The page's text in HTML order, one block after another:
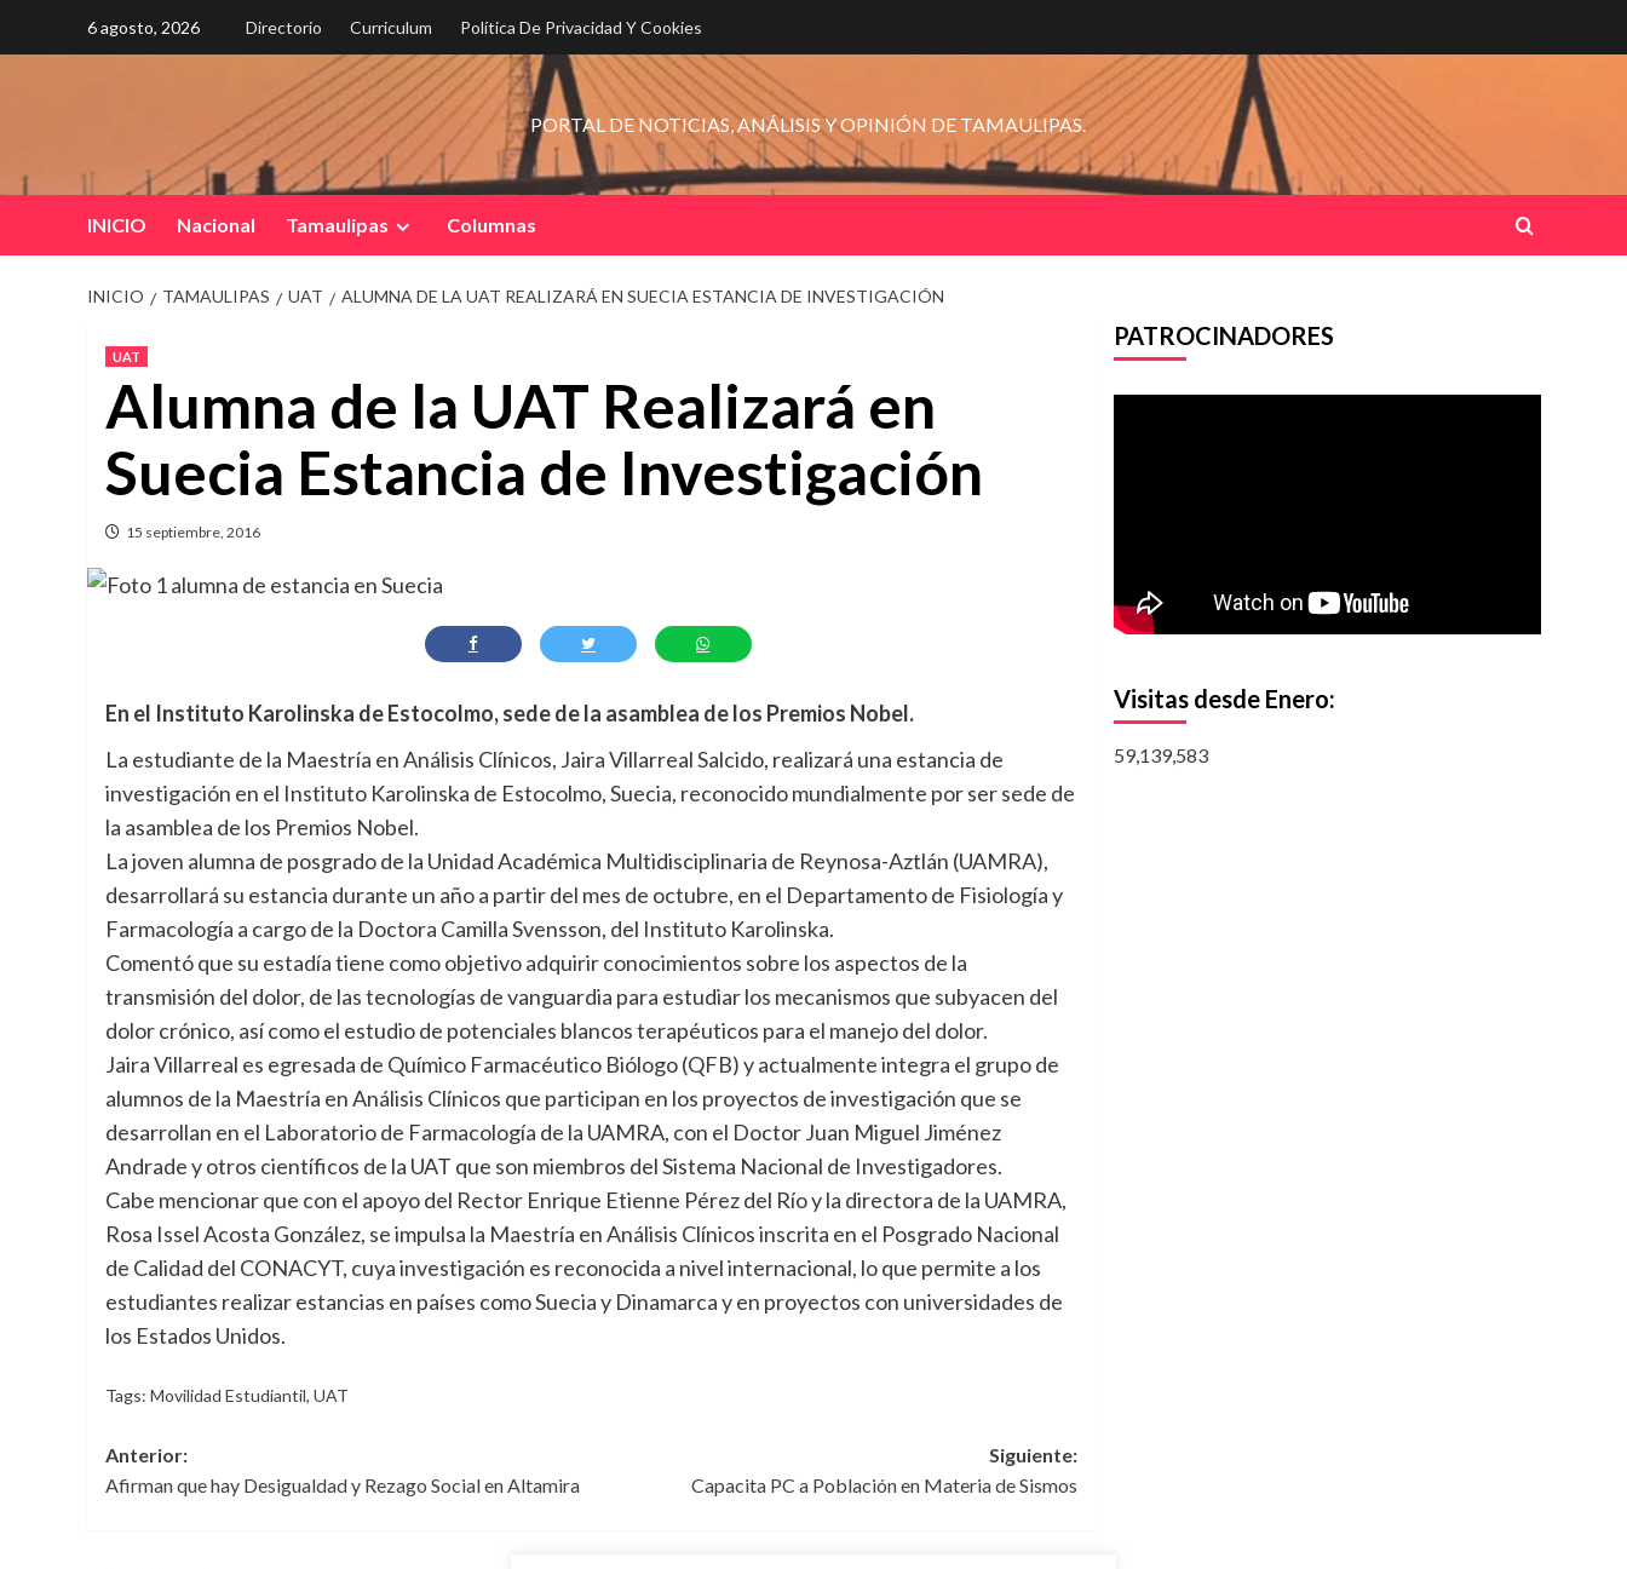
6 agosto, 2026 Directorio Curriculum Política De Privacidad Y Cookies
PORTAL DE NOTICIAS, ANÁLISIS Y OPINIÓN DE TAMAULIPAS.
INICIO Nacional Tamaulipas Columnas
INICIO TAMAULIPAS UAT ALUMNA DE LA UAT REALIZARÁ EN SUECIA ESTANCIA DE INVESTIGACIÓN
UAT
Alumna de la UAT Realizará en
Suecia Estancia de Investigación
15 septiembre, 2016
En el Instituto Karolinska de Estocolmo, sede de la asamblea de los Premios Nobel.
La estudiante de la Maestría en Análisis Clínicos, Jaira Villarreal Salcido, realizará una estancia de
investigación en el Instituto Karolinska de Estocolmo, Suecia, reconocido mundialmente por ser sede de
la asamblea de los Premios Nobel.
La joven alumna de posgrado de la Unidad Académica Multidisciplinaria de Reynosa-Aztlán (UAMRA),
desarrollará su estancia durante un año a partir del mes de octubre, en el Departamento de Fisiología y
Farmacología a cargo de la Doctora Camilla Svensson, del Instituto Karolinska.
Comentó que su estadía tiene como objetivo adquirir conocimientos sobre los aspectos de la
transmisión del dolor, de las tecnologías de vanguardia para estudiar los mecanismos que subyacen del
dolor crónico, así como el estudio de potenciales blancos terapéuticos para el manejo del dolor.
Jaira Villarreal es egresada de Químico Farmacéutico Biólogo (QFB) y actualmente integra el grupo de
alumnos de la Maestría en Análisis Clínicos que participan en los proyectos de investigación que se
desarrollan en el Laboratorio de Farmacología de la UAMRA, con el Doctor Juan Miguel Jiménez
Andrade y otros científicos de la UAT que son miembros del Sistema Nacional de Investigadores.
Cabe mencionar que con el apoyo del Rector Enrique Etienne Pérez del Río y la directora de la UAMRA,
Rosa Issel Acosta González, se impulsa la Maestría en Análisis Clínicos inscrita en el Posgrado Nacional
de Calidad del CONACYT, cuya investigación es reconocida a nivel internacional, lo que permite a los
estudiantes realizar estancias en países como Suecia y Dinamarca y en proyectos con universidades de
los Estados Unidos.
Tags: Movilidad Estudiantil, UAT
Navegación
de
Anterior:
Afirman que hay Desigualdad y Rezago Social en Altamira
Siguiente:
Capacita PC a Población en Materia de Sismos
PATROCINADORES
Visitas desde Enero:
59,139,583